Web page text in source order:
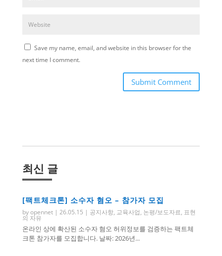
Save my name, email, and website in this browser for the
next time I comment.
Submit Comment
최신 글
[팩트체크톤] 소수자 혐오 – 참가자 모집
byopennet| 26.05.15 | 공지사항, 교육사업, 논평/보도자료, 표현
의 자유
온라인 상에 확산된 소수자 혐오 허위정보를 검증하는 팩트체
크톤 참가자를 모집합니다. 날짜: 2026년...